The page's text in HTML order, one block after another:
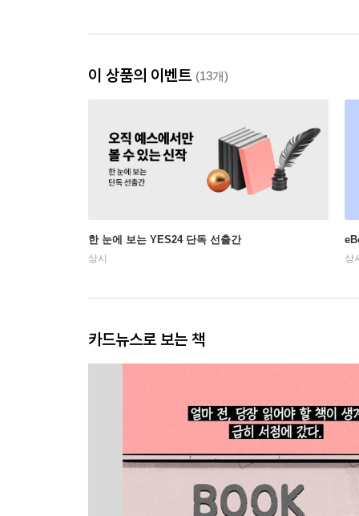
이 상품의 이벤트 (13개)
한 눈에 보는 YES24 단독 선출간
상시 상
카드뉴스로 보는 책